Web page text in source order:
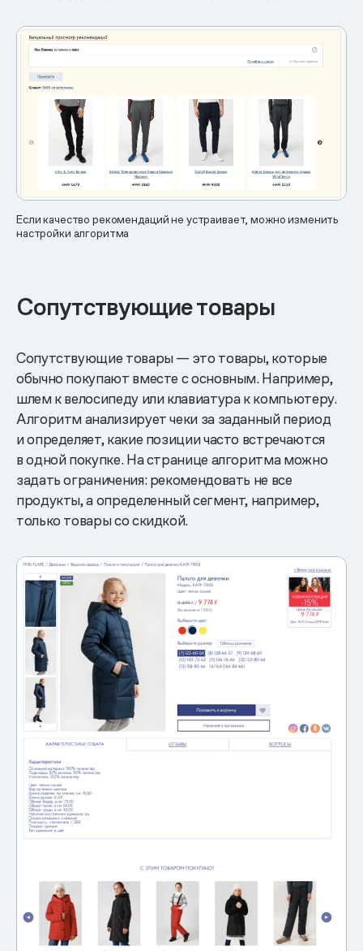
Если качество рекомендаций не устраивает, можно изменить
настройки алгоритма
Сопутствующие товары
Сопутствующие товары — это товары, которые
обычно покупают вместе с основным. Например,
шлем к велосипеду или клавиатура к компьютеру.
Алгоритм анализирует чеки за заданный период
и определяет, какие позиции часто встречаются
в одной покупке. На странице алгоритма можно
задать ограничения: рекомендовать не все
продукты, а определенный сегмент, например,
только товары со скидкой.